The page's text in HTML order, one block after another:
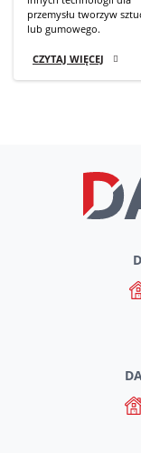
przemysłu tworzyw
lub gumowego.
CZYTAJ WIĘCEJ